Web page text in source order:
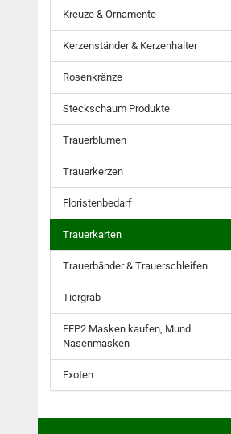
Kreuze & Ornamente
Kerzenständer & Kerzenhalter
Rosenkränze
Steckschaum Produkte
Trauerblumen
Trauerkerzen
Floristenbedarf
Trauerkarten
Trauerbänder & Trauerschleifen
Tiergrab
FFP2 Masken kaufen, Mund
Nasenmasken
Exoten